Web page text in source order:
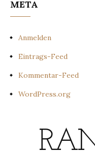
META
Anmelden
Eintrags-Feed
Kommentar-Feed
WordPress.org